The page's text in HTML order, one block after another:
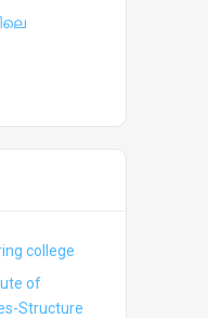
college
of
Structure